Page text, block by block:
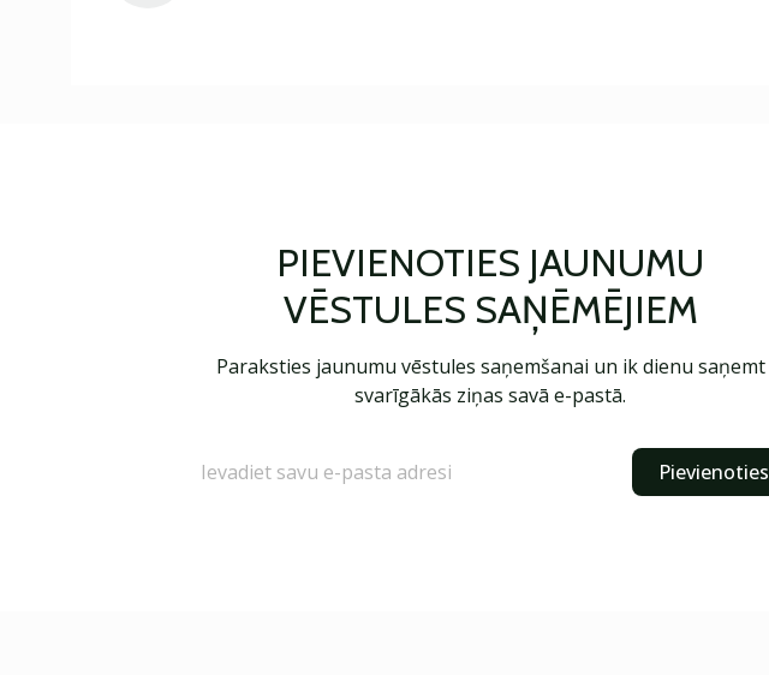
PIEVIENOTIES JAUNUMU
VĒSTULES SAŅĒMĒJIEM
Paraksties jaunumu vēstules saņemšanai un ik dienu saņemt
svarīgākās ziņas savā e-pastā.
Pievienoties